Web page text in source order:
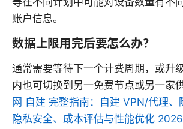
账户信息。
数据上限用完后要怎么办？
通常需要等待下一个计费周期，或升
内也可切换到另一免费节点或另一家
网 自建 完整指南：自建 VPN/代理、
隐私安全、成本评估与性能优化 2026